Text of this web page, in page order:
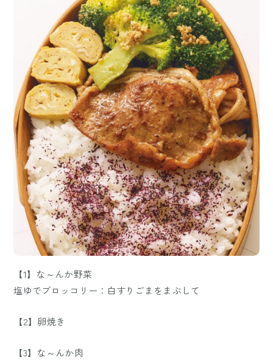
【1】な～んか野菜
塩ゆでブロッコリー：白すりごまをまぶして
【2】卵焼き
【3】な～んか肉